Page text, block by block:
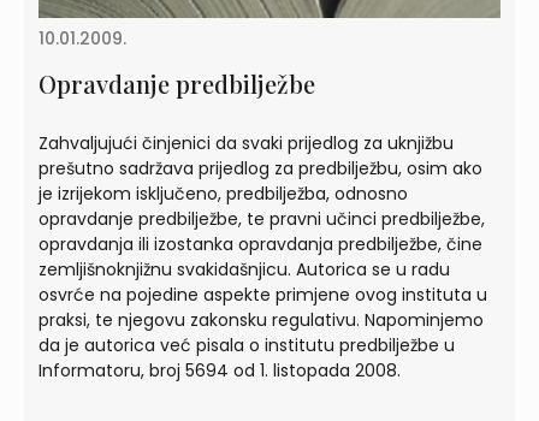
10.01.2009.
Opravdanje predbilježbe
Zahvaljujući činjenici da svaki prijedlog za uknjižbu
prešutno sadržava prijedlog za predbilježbu, osim ako
je izrijekom isključeno, predbilježba, odnosno
opravdanje predbilježbe, te pravni učinci predbilježbe,
opravdanja ili izostanka opravdanja predbilježbe, čine
zemljišnoknjižnu svakidašnjicu. Autorica se u radu
osvrće na pojedine aspekte primjene ovog instituta u
praksi, te njegovu zakonsku regulativu. Napominjemo
da je autorica već pisala o institutu predbilježbe u
Informatoru, broj 5694 od 1. listopada 2008.